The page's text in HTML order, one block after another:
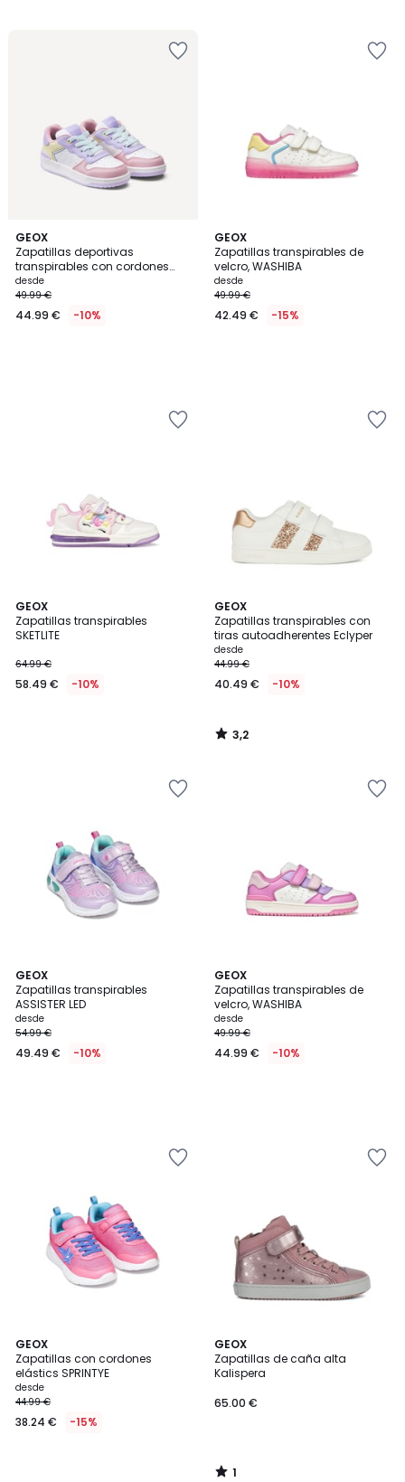
GEOX
Zapatillas deportivas
transpirables con cordones
Washiba
desde
49.99 €
44.99 € -10%
GEOX
Zapatillas transpirables de
velcro, WASHIBA
desde
49.99 €
42.49 € -15%
GEOX
Zapatillas transpirables
SKETLITE
64.99 €
58.49 € -10%
GEOX
Zapatillas transpirables con
tiras autoadherentes Eclyper
desde
44.99 €
40.49 € -10%
3,2
/ 5
3,2
/
GEOX
Zapatillas transpirables
ASSISTER LED
desde
54.99 €
49.49 € -10%
GEOX
Zapatillas transpirables de
velcro, WASHIBA
desde
49.99 €
44.99 € -10%
GEOX
Zapatillas con cordones
elástics SPRINTYE
desde
44.99 €
38.24 € -15%
GEOX
Zapatillas de caña alta
Kalispera
65.00 €
1
/
5
1
/